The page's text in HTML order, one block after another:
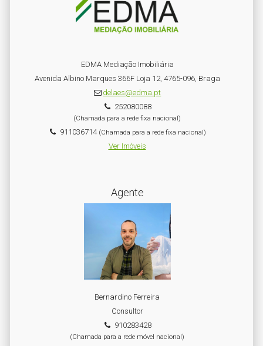
EDMA Mediação Imobiliária
Avenida Albino Marques 366F Loja 12, 4765-096, Braga
delaes@edma.pt
252080088
(Chamada para a rede fixa nacional)
911036714(Chamada para a rede fixa nacional)
Ver Imóveis
Agente
Bernardino Ferreira
Consultor
910283428
(Chamada para a rede móvel nacional)